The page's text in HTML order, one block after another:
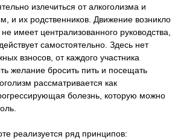
излечиться от алкоголизма и
и их родственников. Движение возникло
имеет централизованного руководства,
самостоятельно. Здесь нет
взносов, от каждого участника
желание бросить пить и посещать
рассматривается как
болезнь, которую можно
реализуется ряд принципов: